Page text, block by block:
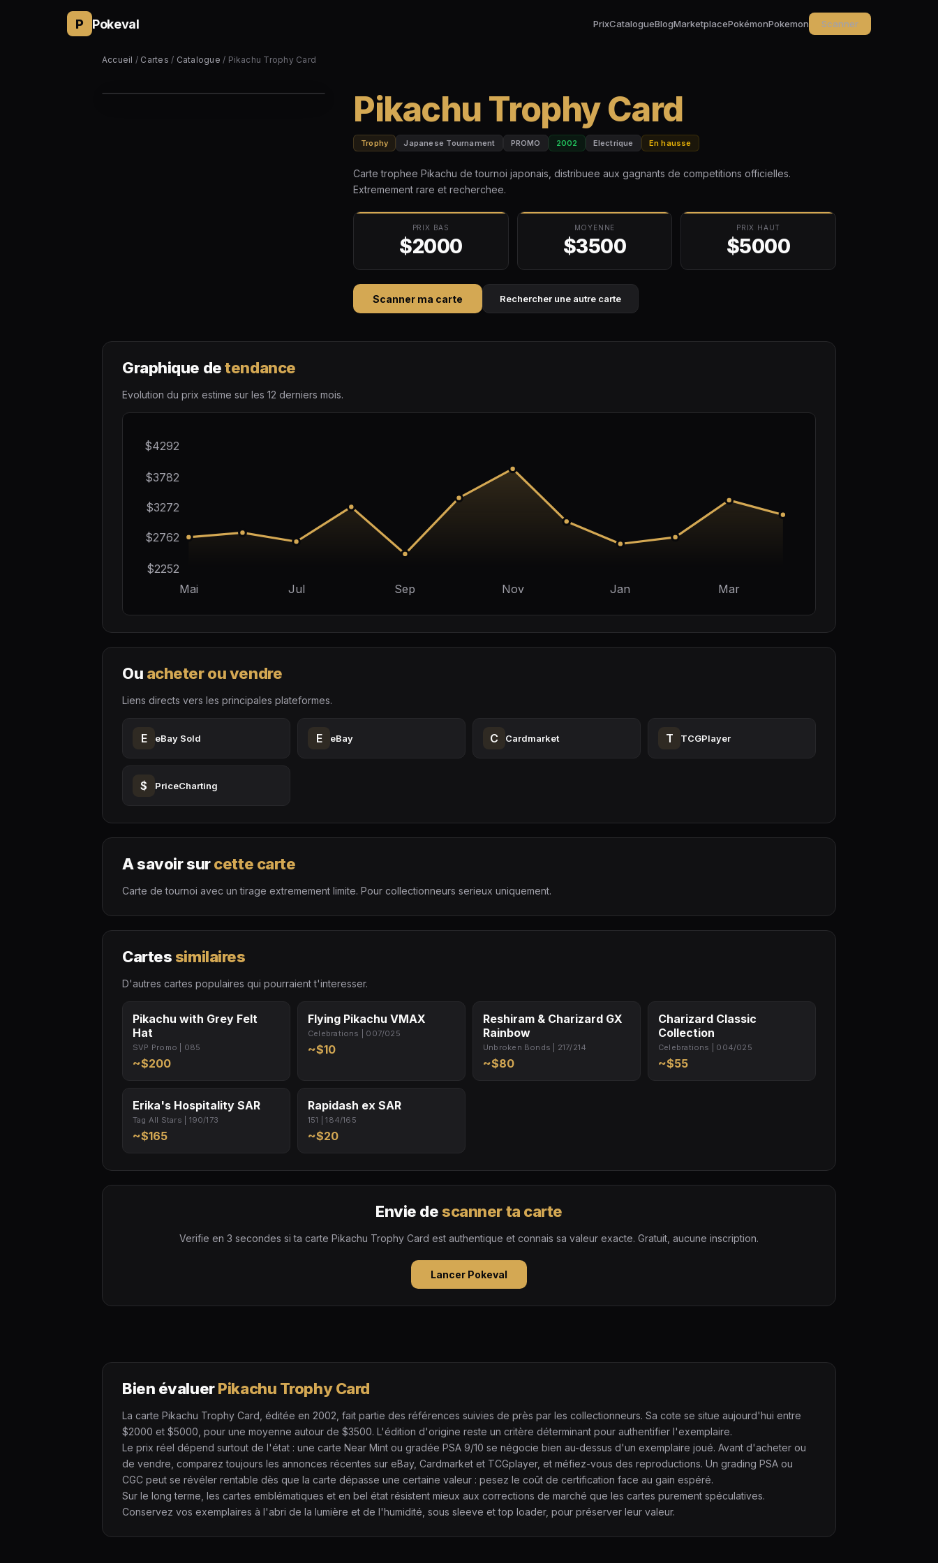
P Pokeval PrixCatalogueBlogMarketplacePokémonPokemon Scanner
Accueil / Cartes / Catalogue / Pikachu Trophy Card
Pikachu Trophy Card
Trophy Japanese Tournament PROMO 2002 Electrique En hausse
Carte trophee Pikachu de tournoi japonais, distribuee aux gagnants de competitions officielles.
Extremement rare et recherchee.
PRIX BAS
$2000
MOYENNE
$3500
PRIX HAUT
$5000
Scanner ma carte Rechercher une autre carte
Graphique detendance
Evolution du prix estime sur les 12 derniers mois.
$2252
$2762
$3272
$3782
$4292
Mai Jul Sep Nov Jan Mar
Ou acheter ou vendre
Liens directs vers les principales plateformes.
E eBay Sold E eBay C Cardmarket T TCGPlayer
$ PriceCharting
A savoir surcette carte
Carte de tournoi avec un tirage extremement limite. Pour collectionneurs serieux uniquement.
Cartessimilaires
D'autres cartes populaires qui pourraient t'interesser.
Pikachu with Grey Felt
Hat
SVP Promo | 085
~$200
Flying Pikachu VMAX
Celebrations | 007/025
~$10
Reshiram & Charizard GX
Rainbow
Unbroken Bonds | 217/214
~$80
Charizard Classic
Collection
Celebrations | 004/025
~$55
Erika's Hospitality SAR
Tag All Stars | 190/173
~$165
Rapidash ex SAR
151 | 184/165
~$20
Envie descanner ta carte
Verifie en 3 secondes si ta carte Pikachu Trophy Card est authentique et connais sa valeur exacte. Gratuit, aucune inscription.
Lancer Pokeval
Bien évaluerPikachu Trophy Card
La carte Pikachu Trophy Card, éditée en 2002, fait partie des références suivies de près par les collectionneurs. Sa cote se situe aujourd'hui entre
$2000 et $5000, pour une moyenne autour de $3500. L'édition d'origine reste un critère déterminant pour authentifier l'exemplaire.
Le prix réel dépend surtout de l'état : une carte Near Mint ou gradée PSA 9/10 se négocie bien au-dessus d'un exemplaire joué. Avant d'acheter ou
de vendre, comparez toujours les annonces récentes sur eBay, Cardmarket et TCGplayer, et méfiez-vous des reproductions. Un grading PSA ou
CGC peut se révéler rentable dès que la carte dépasse une certaine valeur : pesez le coût de certification face au gain espéré.
Sur le long terme, les cartes emblématiques et en bel état résistent mieux aux corrections de marché que les cartes purement spéculatives.
Conservez vos exemplaires à l'abri de la lumière et de l'humidité, sous sleeve et top loader, pour préserver leur valeur.